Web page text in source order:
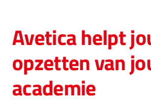
Avetica helpt
opzetten van
academie​